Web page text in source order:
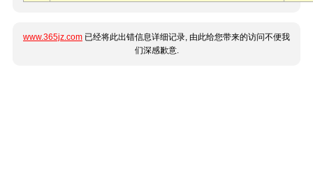
www.365jz.com 已经将此出错信息详细记录, 由此给您带来的访问不便我
们深感歉意.